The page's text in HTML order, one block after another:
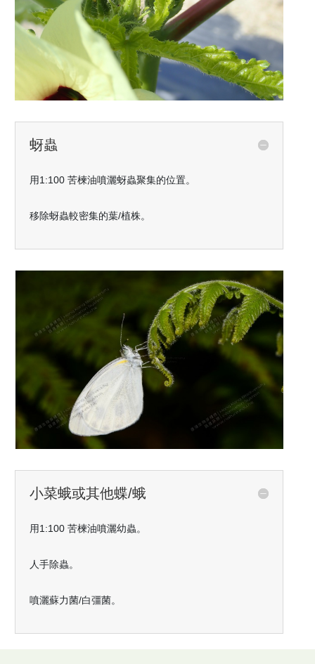
蚜蟲
用1:100 苦楝油噴灑蚜蟲聚集的位置。
移除蚜蟲較密集的葉/植株。
小菜蛾或其他蝶/蛾
用1:100 苦楝油噴灑幼蟲。
人手除蟲。
噴灑蘇力菌/白彊菌。